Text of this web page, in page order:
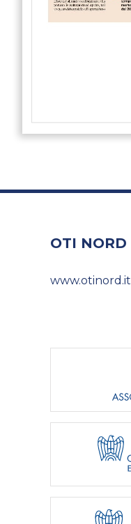
OTI NORD
www.otinord.it